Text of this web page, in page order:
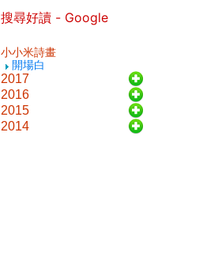
搜尋好讀 - Google
小小米詩畫
開場白
2017
2016
2015
2014